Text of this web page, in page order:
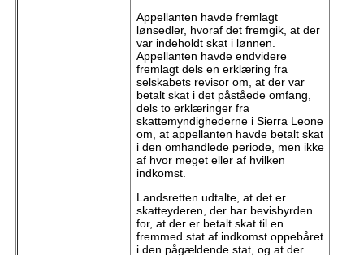
Appellanten havde fremlagt
lønsedler, hvoraf det fremgik, at der
var indeholdt skat i lønnen.
Appellanten havde endvidere
fremlagt dels en erklæring fra
selskabets revisor om, at der var
betalt skat i det påståede omfang,
dels to erklæringer fra
skattemyndighederne i Sierra Leone
om, at appellanten havde betalt skat
i den omhandlede periode, men ikke
af hvor meget eller af hvilken
indkomst.
Landsretten udtalte, at det er
skatteyderen, der har bevisbyrden
for, at der er betalt skat til en
fremmed stat af indkomst oppebåret
i den pågældende stat, og at der